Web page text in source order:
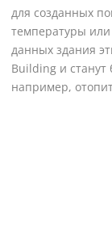
для созданных
температуры
данных здания
Building и
например,